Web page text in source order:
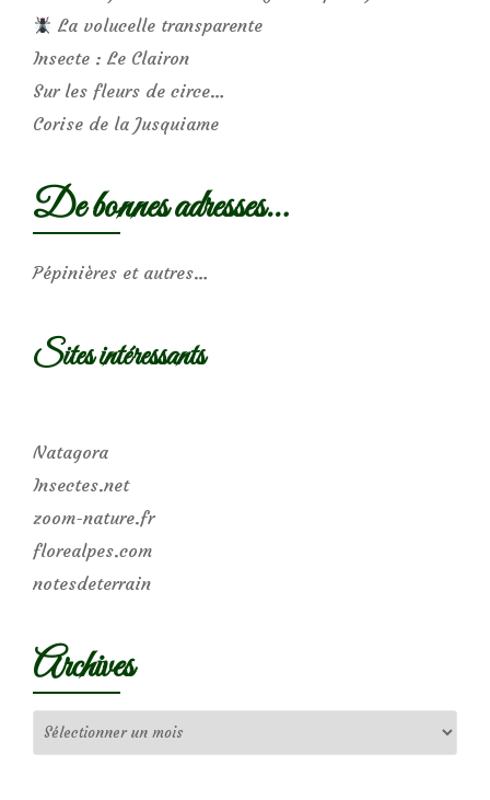
La volucelle transparente
Insecte : Le Clairon
Sur les fleurs de circe…
Corise de la Jusquiame
De bonnes adresses…
Pépinières et autres…
Sites intéressants
Natagora
Insectes.net
zoom-nature.fr
florealpes.com
notesdeterrain
Archives